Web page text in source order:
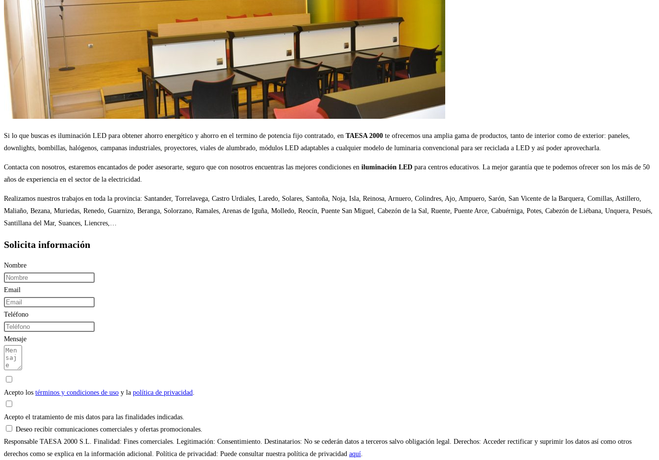
Si lo que buscas es iluminación LED para obtener ahorro energético y ahorro en el termino de potencia fijo contratado, en TAESA 2000 te ofrecemos una amplia gama de productos, tanto de interior como de exterior: paneles,
downlights, bombillas, halógenos, campanas industriales, proyectores, viales de alumbrado, módulos LED adaptables a cualquier modelo de luminaria convencional para ser reciclada a LED y así poder aprovecharla.
Contacta con nosotros, estaremos encantados de poder asesorarte, seguro que con nosotros encuentras las mejores condiciones en iluminación LED para centros educativos. La mejor garantía que te podemos ofrecer son los más de 50
años de experiencia en el sector de la electricidad.
Realizamos nuestros trabajos en toda la provincia: Santander, Torrelavega, Castro Urdiales, Laredo, Solares, Santoña, Noja, Isla, Reinosa, Arnuero, Colindres, Ajo, Ampuero, Sarón, San Vicente de la Barquera, Comillas, Astillero,
Maliaño, Bezana, Muriedas, Renedo, Guarnizo, Beranga, Solorzano, Ramales, Arenas de Iguña, Molledo, Reocín, Puente San Miguel, Cabezón de la Sal, Ruente, Puente Arce, Cabuérniga, Potes, Cabezón de Liébana, Unquera, Pesués,
Santillana del Mar, Suances, Liencres,…
Solicita información
Nombre
Email
Teléfono
Mensaje
Acepto los términos y condiciones de uso y la política de privacidad.
Acepto el tratamiento de mis datos para las finalidades indicadas.
Deseo recibir comunicaciones comerciales y ofertas promocionales.
Responsable TAESA 2000 S.L. Finalidad: Fines comerciales. Legitimación: Consentimiento. Destinatarios: No se cederán datos a terceros salvo obligación legal. Derechos: Acceder rectificar y suprimir los datos así como otros
derechos como se explica en la información adicional. Política de privacidad: Puede consultar nuestra política de privacidad aquí.